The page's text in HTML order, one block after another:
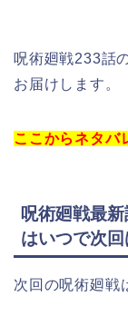
呪術廻戦233話
お届けします。
ここからネタバ
呪術廻戦最
はいつで次回
次回の呪術廻戦